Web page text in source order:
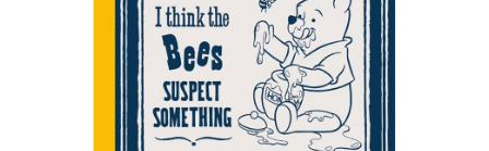
ビンテージテーストのプーさんです。
メーカー希望小売価格：